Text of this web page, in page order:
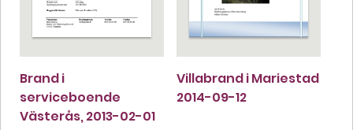
Brand i
serviceboende
Västerås, 2013-02-01
Villabrand i Mariestad
2014-09-12